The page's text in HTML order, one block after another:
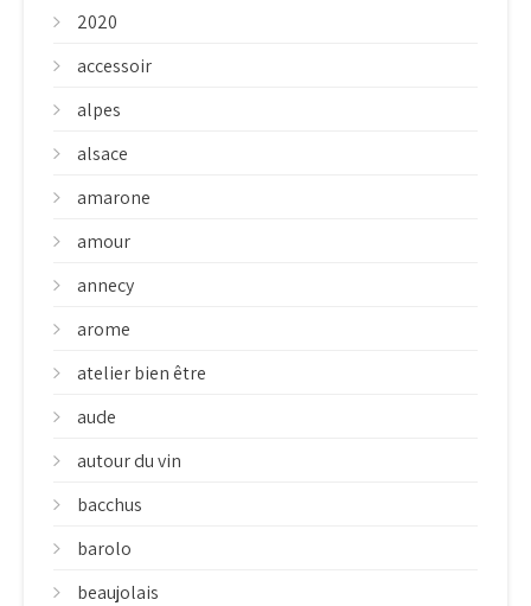
2020
accessoir
alpes
alsace
amarone
amour
annecy
arome
atelier bien être
aude
autour du vin
bacchus
barolo
beaujolais